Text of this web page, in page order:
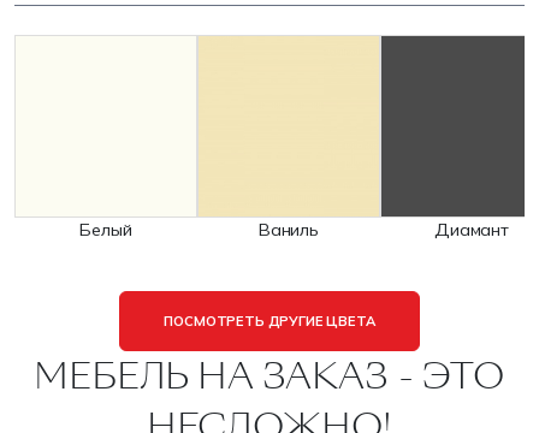
Белый Ваниль Диамант
ПОСМОТРЕТЬ ДРУГИЕ ЦВЕТА
МЕБЕЛЬ НА ЗАКАЗ - ЭТО